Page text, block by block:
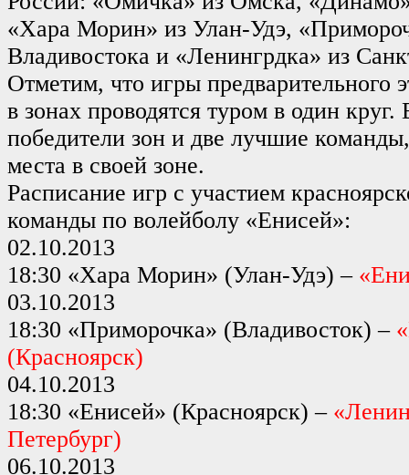
«Хара Морин» из Улан-Удэ,
Владивостока и «Ленингрдка» из
Отметим, что игры предварительного
в зонах проводятся туром в один
победители зон и две лучшие
места в своей зоне.
Расписание игр с участием
команды по волейболу «Енисей»:
02.10.2013
18:30 «Хара Морин» (Улан-Удэ) –
03.10.2013
18:30 «Приморочка» (Владивосток) –
(Красноярск)
04.10.2013
18:30 «Енисей» (Красноярск) –
Петербург)
06.10.2013